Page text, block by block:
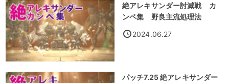
絶アレキサンダー討滅戦 カ
ンペ集 野良主流処理法
2024.06.27
パッチ7.25 絶アレキサンダー